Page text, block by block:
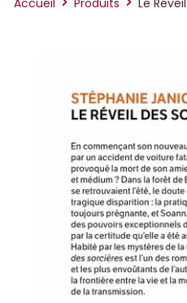
Accueil Produits Le